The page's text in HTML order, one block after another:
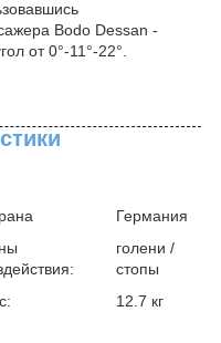
Bodo Dessan -
от 0°-11°-22°.
Германия
голени /
стопы
12.7 кг